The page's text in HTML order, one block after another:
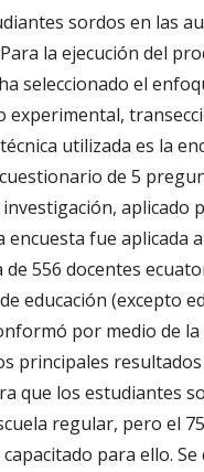
sordos en las
la ejecución del
seleccionado el
experimental,
utilizada es la
de 5
aplicado
encuesta fue aplicada
556 docentes
educación (excepto
por medio de la
principales
que los estudiantes
regular, pero el
para ello. Se